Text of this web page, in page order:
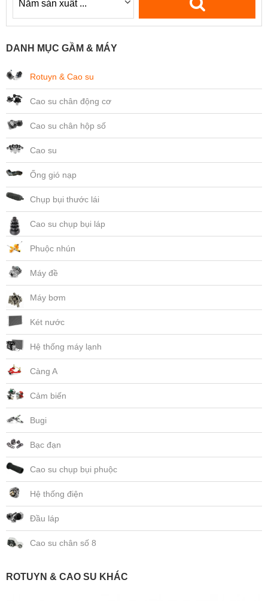
DANH MỤC GẦM & MÁY
Rotuyn & Cao su
Cao su chân động cơ
Cao su chân hộp số
Cao su
Ống gió nạp
Chụp bụi thước lái
Cao su chụp bụi láp
Phuộc nhún
Máy đề
Máy bơm
Két nước
Hệ thống máy lạnh
Càng A
Cảm biến
Bugi
Bạc đạn
Cao su chụp bụi phuộc
Hệ thống điện
Đầu láp
Cao su chân số 8
ROTUYN & CAO SU KHÁC